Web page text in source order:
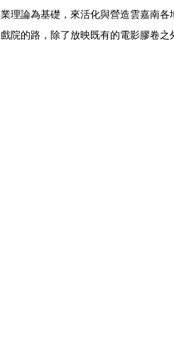
業理論為基礎，來活化與營造雲嘉南
院的路，除了放映既有的電影膠卷